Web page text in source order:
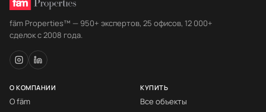
fäm Properties™ — 950+ экспертов, 25 офисов, 12 000+
сделок с 2008 года.
О КОМПАНИИ
О fäm
КУПИТЬ
Все объекты